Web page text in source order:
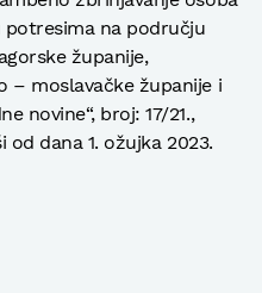
na području
županije,
– moslavačke županije i
novine“, broj: 17/21.,
od dana 1. ožujka 2023.